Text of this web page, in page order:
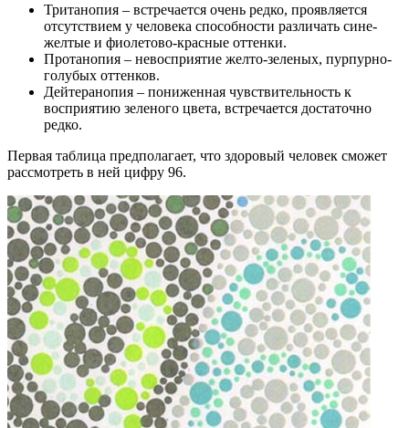
Тританопия – встречается очень редко, проявляется
отсутствием у человека способности различать сине-
желтые и фиолетово-красные оттенки.
Протанопия – невосприятие желто-зеленых, пурпурно-
голубых оттенков.
Дейтеранопия – пониженная чувствительность к
восприятию зеленого цвета, встречается достаточно
редко.
Первая таблица предполагает, что здоровый человек сможет
рассмотреть в ней цифру 96.